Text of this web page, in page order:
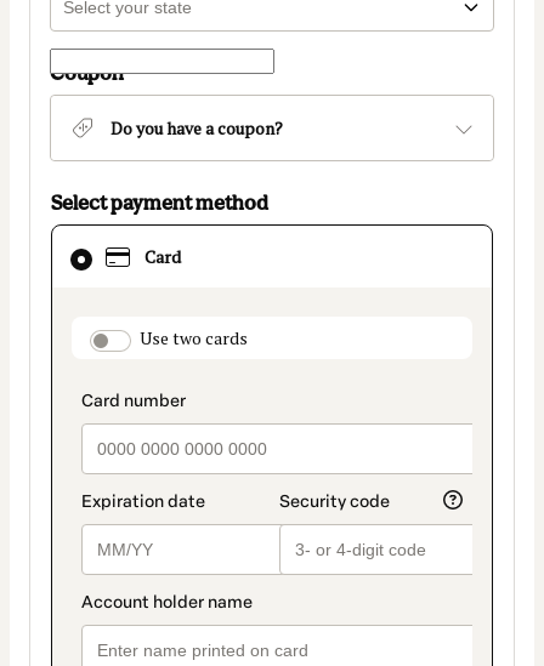
Coupon
Do you have a coupon?
Select payment method
Card
payment_data.section_title_v2
Use two cards
Card
selected
method